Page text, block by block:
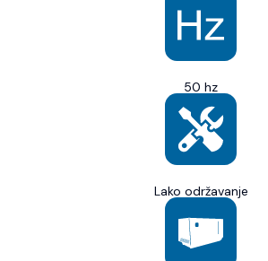
50 hz
Lako održavanje